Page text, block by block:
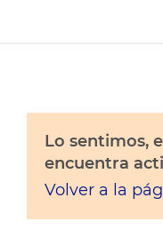
Lo sentimos,
encuentra
Volver a la